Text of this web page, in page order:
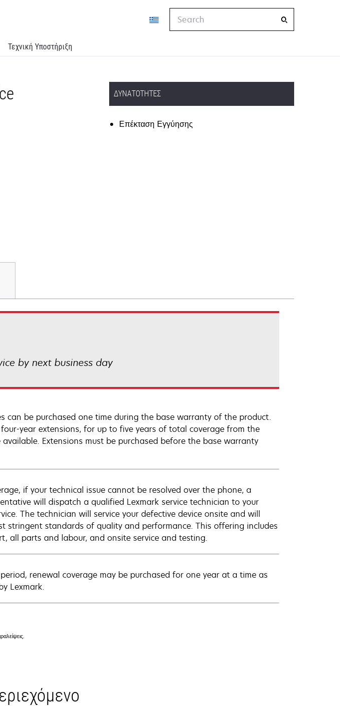
Τεχνική Υποστήριξη
ΔΥΝΑΤΌΤΗΤΕΣ
Επέκταση Εγγύησης
by next business day
can be purchased one time during the base warranty of the product.
year extensions, for up to five years of total coverage from the
Extensions must be purchased before the base warranty
if your technical issue cannot be resolved over the phone, a
will dispatch a qualified Lexmark service technician to your
The technician will service your defective device onsite and will
stringent standards of quality and performance. This offering includes
all parts and labour, and onsite service and testing.
renewal coverage may be purchased for one year at a time as
Lexmark.